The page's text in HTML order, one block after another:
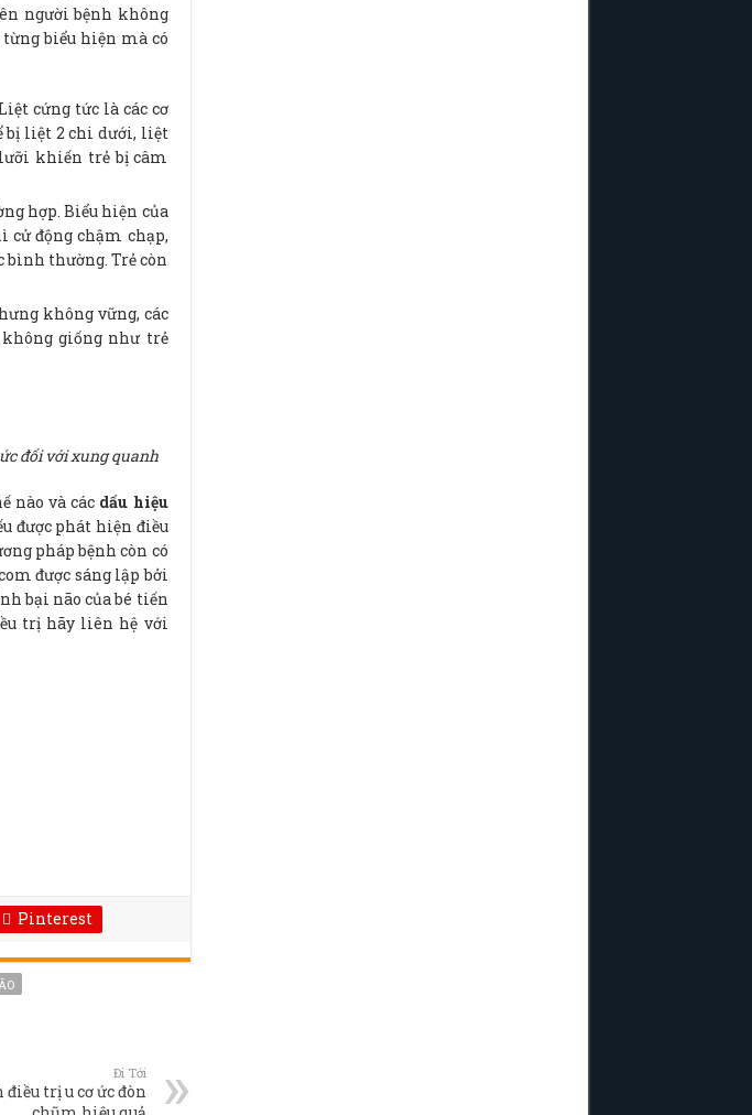
người bệnh không
biểu hiện mà có
cứng tức là các cơ
bị liệt 2 chi dưới, liệt
khiến trẻ bị câm
hợp. Biểu hiện của
động chậm chạp,
bình thường. Trẻ còn
không vững, các
giống như trẻ
đối với xung quanh
nào và các dấu hiệu
được phát hiện điều
pháp bệnh còn có
được sáng lập bởi
bại não của bé tiến
trị hãy liên hệ với
Pinterest
Đi Tới
điều trị u cơ ức đòn